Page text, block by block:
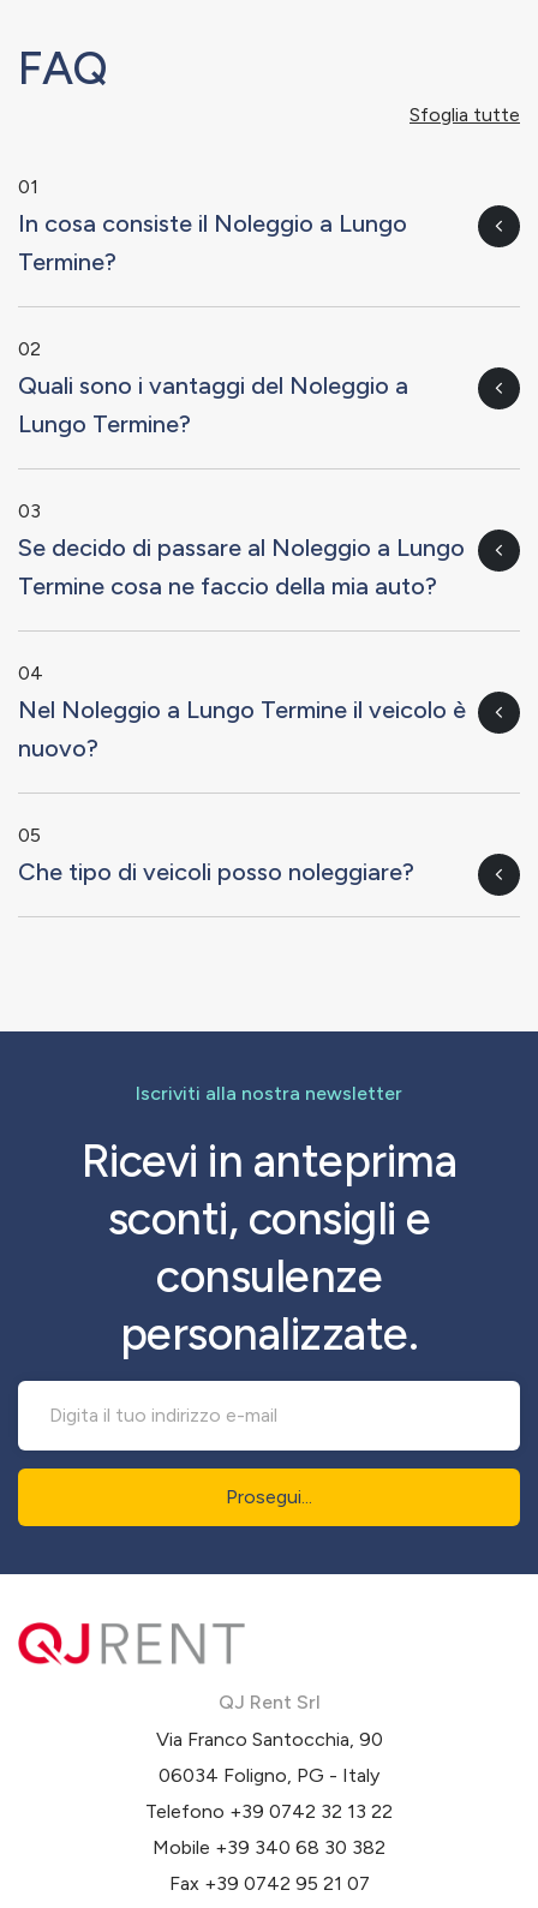
FAQ
Sfoglia tutte
01
In cosa consiste il Noleggio a Lungo
Termine?
02
Quali sono i vantaggi del Noleggio a
Lungo Termine?
03
Se decido di passare al Noleggio a Lungo
Termine cosa ne faccio della mia auto?
04
Nel Noleggio a Lungo Termine il veicolo è
nuovo?
05
Che tipo di veicoli posso noleggiare?
Iscriviti alla nostra newsletter
Ricevi in anteprima
sconti, consigli e
consulenze
personalizzate.
Prosegui...
QJ Rent Srl
Via Franco Santocchia, 90
06034 Foligno, PG - Italy
Telefono +39 0742 32 13 22
Mobile +39 340 68 30 382
Fax +39 0742 95 21 07